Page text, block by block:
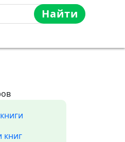
Найти
книг